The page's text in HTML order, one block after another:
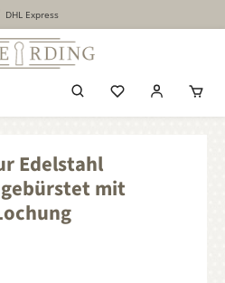
DHL Express
Edelstahl
mit